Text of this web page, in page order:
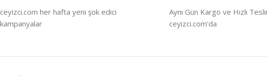
ceyizci.com her hafta yeni şok edici
kampanyalar
Aynı Gün Kargo ve Hızlı
ceyizci.com'da